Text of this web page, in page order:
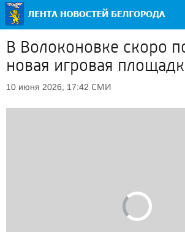
В Волоконовке скоро
новая игровая
10 июня 2026, 17:42 СМИ